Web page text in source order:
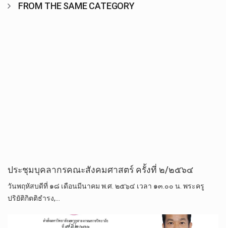
FROM THE SAME CATEGORY
ประชุมบุคลากรคณะสังคมศาสตร์ ครั้งที่ ๒/๒๕๖๔
วันพฤหัสบดีที่ ๑๘ เดือนมีนาคม พ.ศ. ๒๕๖๔ เวลา ๑๓.๐๐ น. พระครู
ปริยัติกิตติธำรง,…